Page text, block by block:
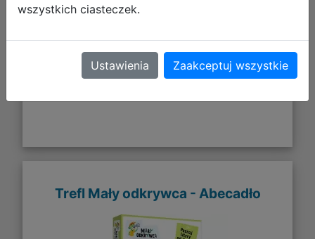
Trefl Mały odkrywca - Abecadło
wszystkich ciasteczek.
Ustawienia Zaakceptuj wszystkie